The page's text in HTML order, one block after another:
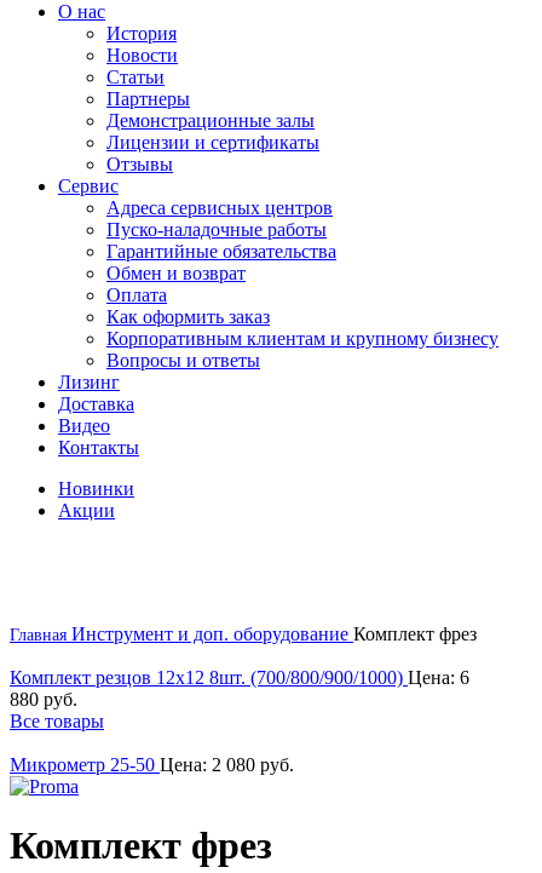
О нас
История
Новости
Статьи
Партнеры
Демонстрационные залы
Лицензии и сертификаты
Отзывы
Сервис
Адреса сервисных центров
Пуско-наладочные работы
Гарантийные обязательства
Обмен и возврат
Оплата
Как оформить заказ
Корпоративным клиентам и крупному бизнесу
Вопросы и ответы
Лизинг
Доставка
Видео
Контакты
Новинки
Акции
Главная Инструмент и доп. оборудование Комплект фрез
Комплект резцов 12х12 8шт. (700/800/900/1000) Цена: 6
880 руб.
Все товары
Микрометр 25-50 Цена: 2 080 руб.
Комплект фрез